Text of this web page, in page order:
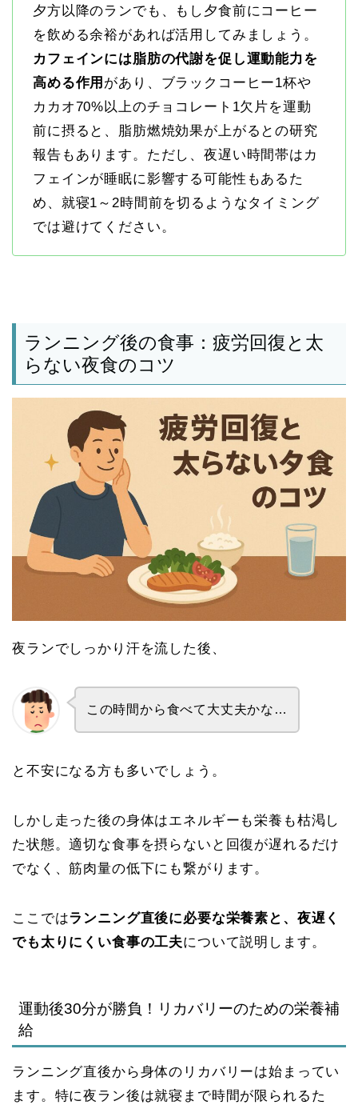
夕方以降のランでも、もし夕食前にコーヒー
を飲める余裕があれば活用してみましょう。
カフェインには脂肪の代謝を促し運動能力を
高める作用 があり、ブラックコーヒー1杯や
カカオ70%以上のチョコレート1欠片を運動
前に摂ると、脂肪燃焼効果が上がるとの研究
報告もあります​。ただし、夜遅い時間帯はカ
フェインが睡眠に影響する可能性もあるた
め、就寝1～2時間前を切るようなタイミング
では避けてください。
ランニング後の食事：疲労回復と太
らない夜食のコツ
夜ランでしっかり汗を流した後、
この時間から食べて大丈夫かな…
と不安になる方も多いでしょう。
しかし走った後の身体はエネルギーも栄養も枯渇し
た状態。適切な食事を摂らないと回復が遅れるだけ
でなく、筋肉量の低下にも繋がります。
ここではランニング直後に必要な栄養素と、夜遅く
でも太りにくい食事の工夫について説明します。
運動後30分が勝負！リカバリーのための栄養補
給
ランニング直後から身体のリカバリーは始まってい
ます。特に夜ラン後は就寝まで時間が限られるた